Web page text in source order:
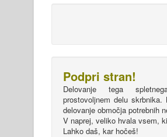
Podpri stran!
Delovanje tega
prostovoljnem delu
delovanje območja potrebnih
V naprej, veliko hvala vsem,
Lahko daš, kar hočeš!